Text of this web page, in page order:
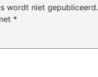
wordt niet gepubliceerd.
*